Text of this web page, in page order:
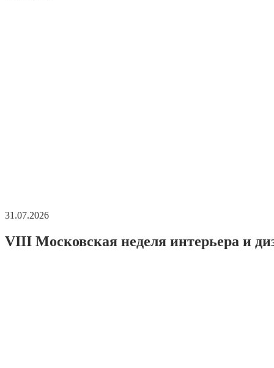
31.07.2026
VIII Московская неделя интерьера и